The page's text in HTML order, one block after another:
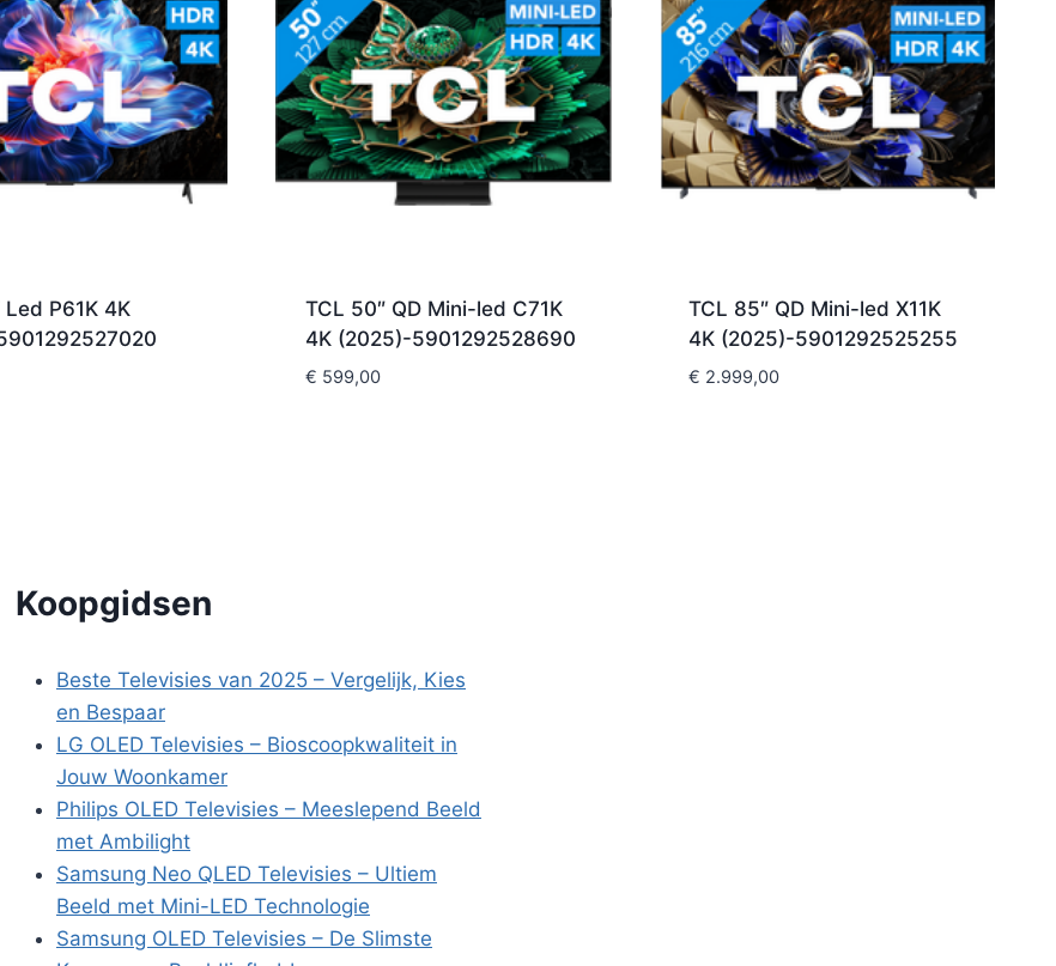
Led P61K 4K
TCL 50″ QD Mini-led C71K
4K (2025)-5901292528690
€ 599,00
TCL 85″ QD Mini-led X11K
4K (2025)-5901292525255
€ 2.999,00
Koopgidsen
Beste Televisies van 2025 – Vergelijk, Kies
en Bespaar
LG OLED Televisies – Bioscoopkwaliteit in
Jouw Woonkamer
Philips OLED Televisies – Meeslepend Beeld
met Ambilight
Samsung Neo QLED Televisies – Ultiem
Beeld met Mini-LED Technologie
Samsung OLED Televisies – De Slimste